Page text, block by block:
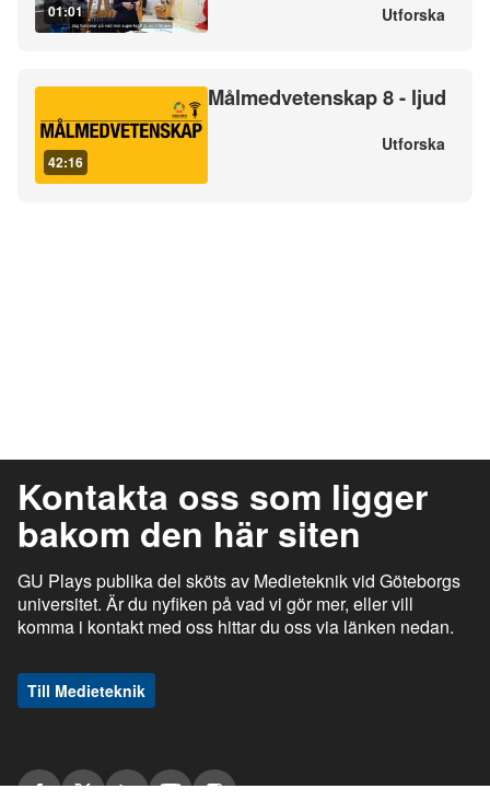
01:01 Utforska
42:16
Målmedvetenskap 8 - ljud
Utforska
Kontakta oss som ligger
bakom den här siten
GU Plays publika del sköts av Medieteknik vid Göteborgs
universitet. Är du nyfiken på vad vi gör mer, eller vill
komma i kontakt med oss hittar du oss via länken nedan.
Till Medieteknik